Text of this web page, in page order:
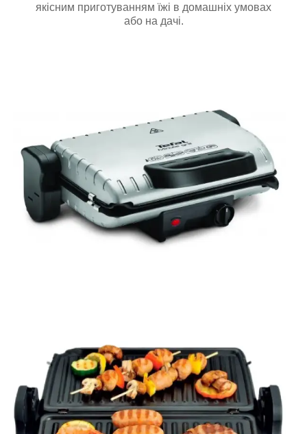
якісним приготуванням їжі в домашніх умовах
або на дачі.